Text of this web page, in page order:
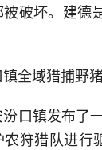
破坏。建德
全域猎捕野
口镇发布了
狩猎队进行